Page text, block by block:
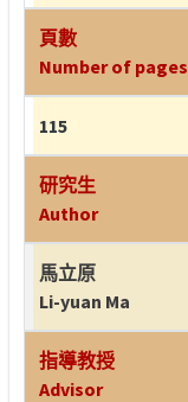
頁數
Number of pages
115
研究生
Author
馬立原
Li-yuan Ma
指導教授
Advisor